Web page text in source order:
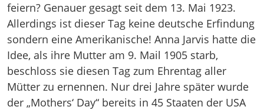
feiern? Genauer gesagt seit dem 13. Mai 1923.
Allerdings ist dieser Tag keine deutsche Erfindung
sondern eine Amerikanische! Anna Jarvis hatte die
Idee, als ihre Mutter am 9. Mail 1905 starb,
beschloss sie diesen Tag zum Ehrentag aller
Mütter zu ernennen. Nur drei Jahre später wurde
der „Mothers‘ Day“ bereits in 45 Staaten der USA